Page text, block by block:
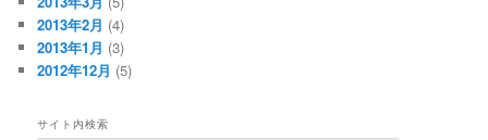
2013年2月 (4)
2013年1月 (3)
2012年12月 (5)
サイト内検索